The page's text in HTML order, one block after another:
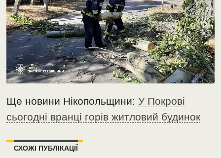
Ще новини Нікопольщини:У Покрові
сьогодні вранці горів житловий будинок
СХОЖІ ПУБЛІКАЦІЇ